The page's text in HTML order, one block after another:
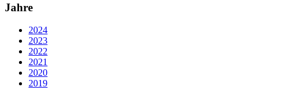
Jahre
2024
2023
2022
2021
2020
2019